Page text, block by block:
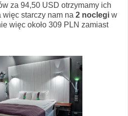
za 94,50 USD otrzymamy ich
starczy nam na 2 noclegi w
więc około 309 PLN zamiast